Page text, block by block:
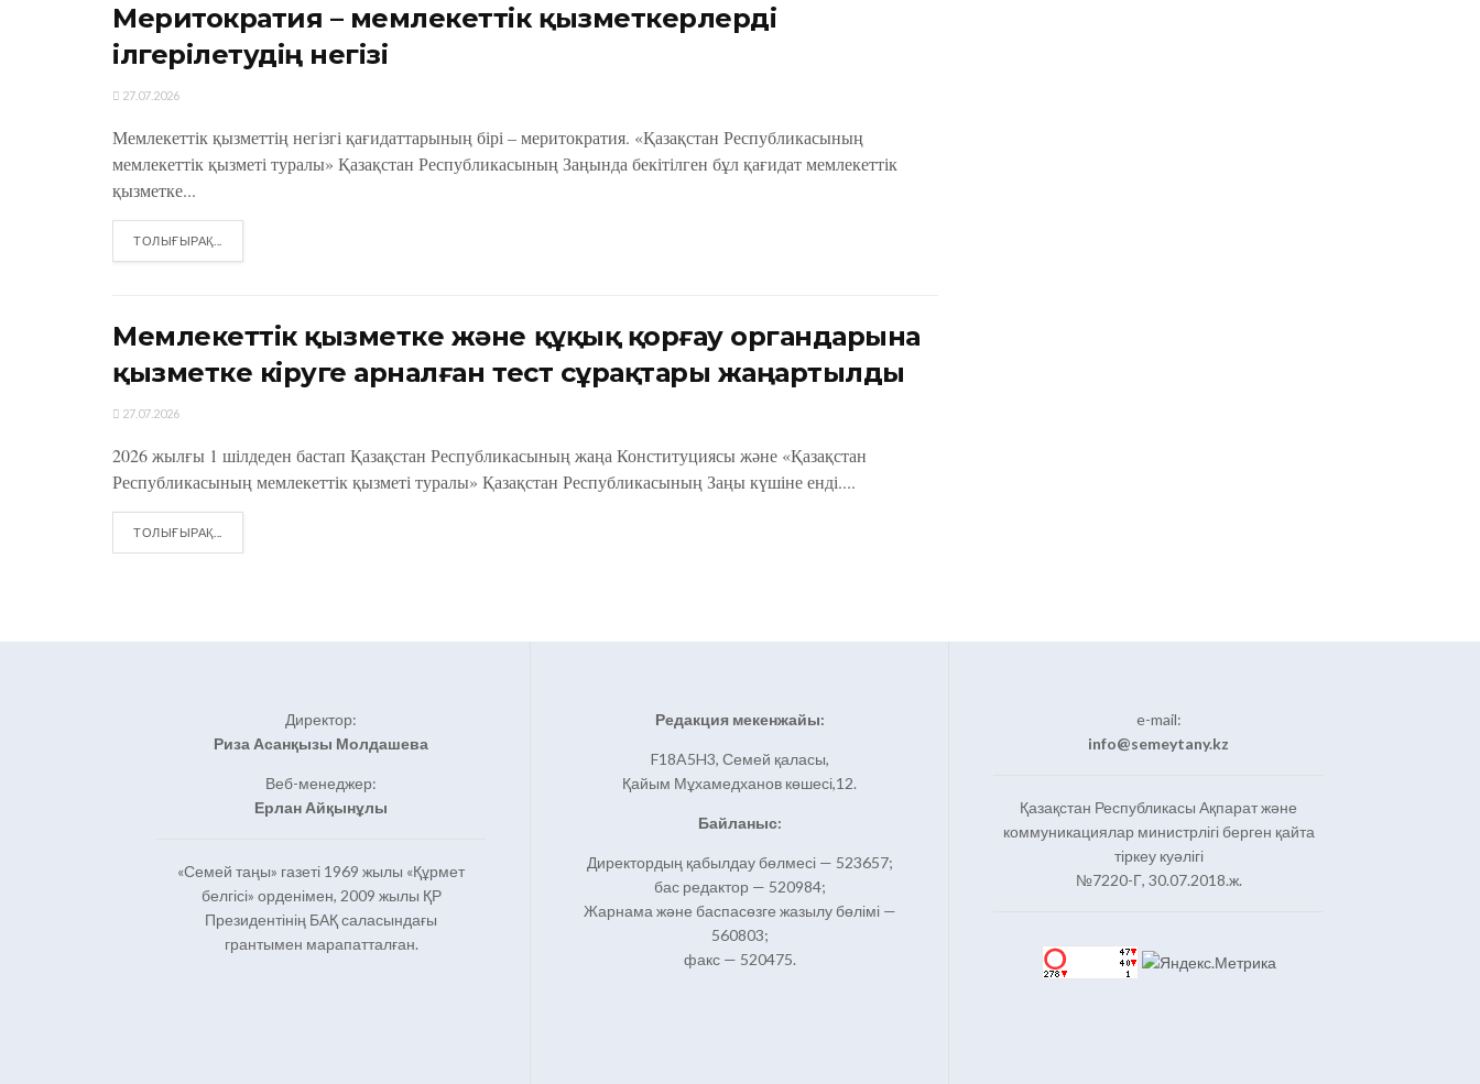
Меритократия – мемлекеттік қызметкерлерді
ілгерілетудің негізі
27.07.2026
Мемлекеттік қызметтің негізгі қағидаттарының бірі – меритократия. «Қазақстан Республикасының
мемлекеттік қызметі туралы» Қазақстан Республикасының Заңында бекітілген бұл қағидат мемлекеттік
қызметке...
ТОЛЫҒЫРАҚ...
Мемлекеттік қызметке және құқық қорғау органдарына
қызметке кіруге арналған тест сұрақтары жаңартылды
27.07.2026
2026 жылғы 1 шілдеден бастап Қазақстан Республикасының жаңа Конституциясы және «Қазақстан
Республикасының мемлекеттік қызметі туралы» Қазақстан Республикасының Заңы күшіне енді....
ТОЛЫҒЫРАҚ...
Директор:
Риза Асанқызы Молдашева
Веб-менеджер:
Ерлан Айқынұлы
«Семей таңы» газеті 1969 жылы «Құрмет
белгісі» орденімен, 2009 жылы ҚР
Президентінің БАҚ саласындағы
грантымен марапатталған.
Редакция мекенжайы:
F18A5H3, Семей қаласы,
Қайым Мұхамедханов көшесі,12.
Байланыс:
Директордың қабылдау бөлмесі — 523657;
бас редактор — 520984;
Жарнама және баспасөзге жазылу бөлімі —
560803;
факс — 520475.
e-mail:
info@semeytany.kz
Қазақстан Республикасы Ақпарат және
коммуникациялар министрлігі берген қайта
тіркеу куәлігі
№7220-Г, 30.07.2018.ж.